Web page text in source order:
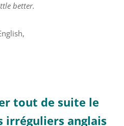
better.
tout de suite le
irréguliers anglais